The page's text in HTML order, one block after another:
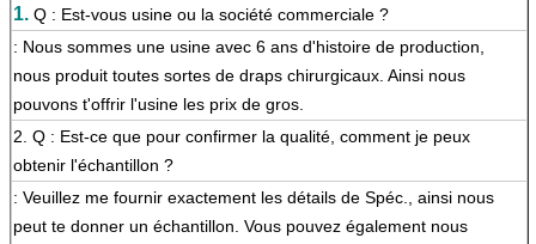
1. Q : Est-vous usine ou la société commerciale ?
: Nous sommes une usine avec 6 ans d'histoire de production,
nous produit toutes sortes de draps chirurgicaux. Ainsi nous
pouvons t'offrir l'usine les prix de gros.
2. Q : Est-ce que pour confirmer la qualité, comment je peux
obtenir l'échantillon ?
: Veuillez me fournir exactement les détails de Spéc., ainsi nous
peut te donner un échantillon. Vous pouvez également nous